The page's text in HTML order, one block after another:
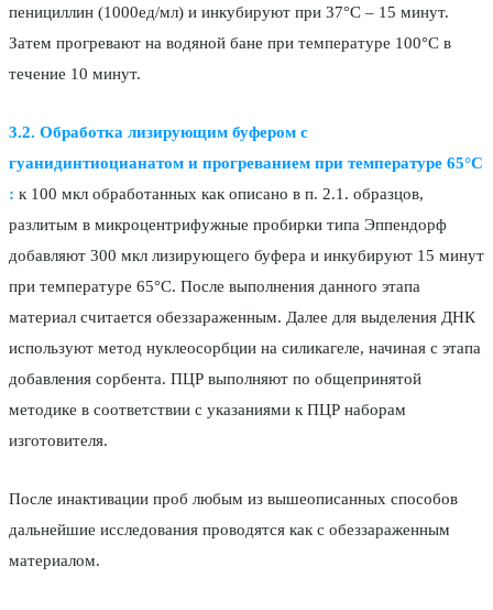
пенициллин (1000ед/мл) и инкубируют при 37°С – 15 минут.
Затем прогревают на водяной бане при температуре 100°С в
течение 10 минут.
3.2. Обработка лизирующим буфером с
гуанидинтиоцианатом и прогреванием при температуре 65°С
: к 100 мкл обработанных как описано в п. 2.1. образцов,
разлитым в микроцентрифужные пробирки типа Эппендорф
добавляют 300 мкл лизирующего буфера и инкубируют 15 минут
при температуре 65°С. После выполнения данного этапа
материал считается обеззараженным. Далее для выделения ДНК
используют метод нуклеосорбции на силикагеле, начиная с этапа
добавления сорбента. ПЦР выполняют по общепринятой
методике в соответствии с указаниями к ПЦР наборам
изготовителя.
После инактивации проб любым из вышеописанных способов
дальнейшие исследования проводятся как с обеззараженным
материалом.